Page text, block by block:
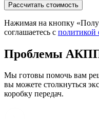
Рассчитать стоимость
Нажимая на кнопку
соглашаетесь с политикой
Проблемы
Мы готовы помочь вам
вы можете столкнуться
коробку передач.